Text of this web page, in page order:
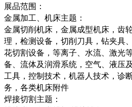
展品范围：
金属加工、机床主题：
金属切削机床，金属成型机床，齿
理，检测设备，切削刀具，钻夹具
花切割设备，等离子、水流、激光
备、流体及润滑系统，空气、液压
工具，控制技术，机器人技术，诊
务，各类机床附件
焊接切割主题：